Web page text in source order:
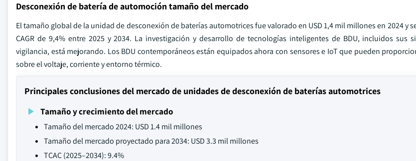
Desconexión de batería de automoción tamaño del mercado
El tamaño global de la unidad de desconexión de baterías automotrices fue valorado en USD 1,4 mil millones en 2024 y
CAGR de 9,4% entre 2025 y 2034. La investigación y desarrollo de tecnologías inteligentes de BDU, incluidos sus
vigilancia, está mejorando. Los BDU contemporáneos están equipados ahora con sensores e IoT que pueden
sobre el voltaje, corriente y entorno térmico.
Principales conclusiones del mercado de unidades de desconexión de baterías automotrices
Tamaño y crecimiento del mercado
Tamaño del mercado 2024: USD 1.4 mil millones
Tamaño del mercado proyectado para 2034: USD 3.3 mil millones
TCAC (2025–2034): 9.4%